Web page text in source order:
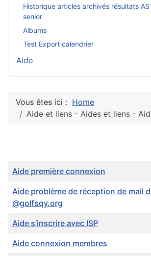
Historique articles archivés résultats
senior
Albums
Test Export calendrier
Aide
Vous êtes ici : Home
Aide et liens - Aides et liens -
Titre
Aide première connexion
Aide problème de réception de mail
@golfsqy.org
Aide s’inscrire avec ISP
Aide connexion membres